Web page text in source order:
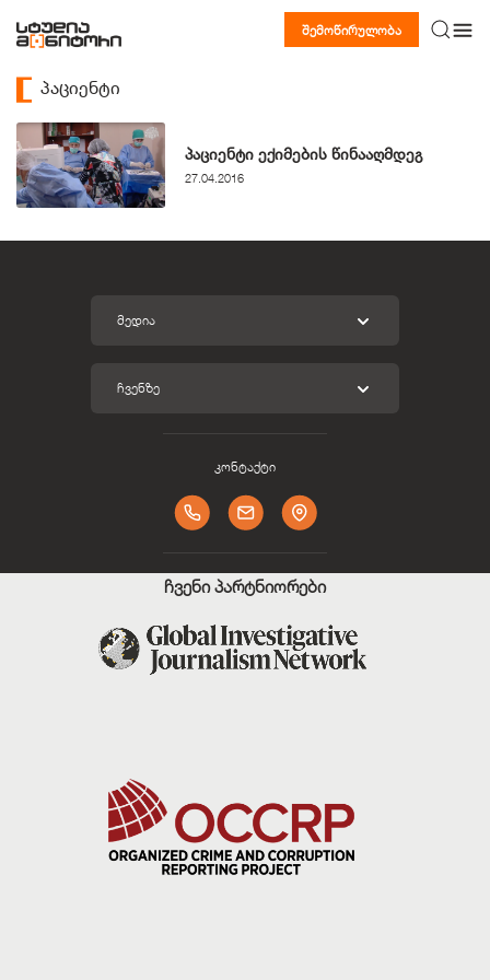
შემოწირულობა
პაციენტი
პაციენტი ექიმების წინააღმდეგ
27.04.2016
ᲛᲔᲓᲘᲐ
ᲩᲕᲔᲜᲖᲔ
კონტაქტი
ჩვენი პარტნიორები